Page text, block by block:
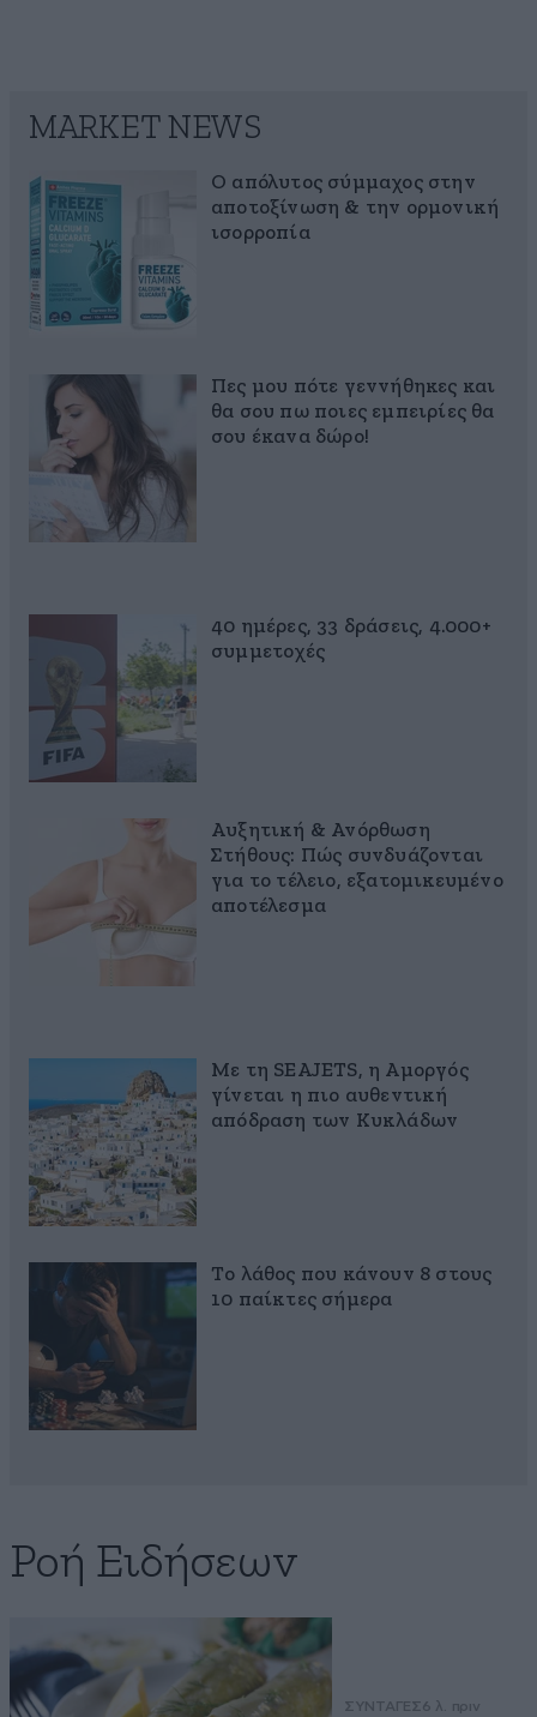
MARKET NEWS
Ο απόλυτος σύμμαχος στην
αποτοξίνωση & την ορμονική
ισορροπία
Πες μου πότε γεννήθηκες και
θα σου πω ποιες εμπειρίες θα
σου έκανα δώρο!
40 ημέρες, 33 δράσεις, 4.000+
συμμετοχές
Αυξητική & Ανόρθωση
Στήθους: Πώς συνδυάζονται
για το τέλειο, εξατομικευμένο
αποτέλεσμα
Με τη SEAJETS, η Αμοργός
γίνεται η πιο αυθεντική
απόδραση των Κυκλάδων
Το λάθος που κάνουν 8 στους
10 παίκτες σήμερα
Ροή Ειδήσεων
ΣΥΝΤΑΓΕΣ6 λ. πριν